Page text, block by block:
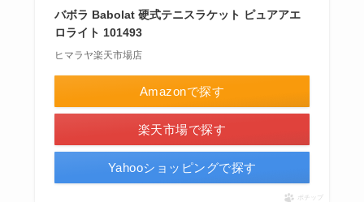
バボラ Babolat 硬式テニスラケット ピュアアエ
ロライト 101493
ヒマラヤ楽天市場店
Amazonで探す
楽天市場で探す
Yahooショッピングで探す
ポチップ